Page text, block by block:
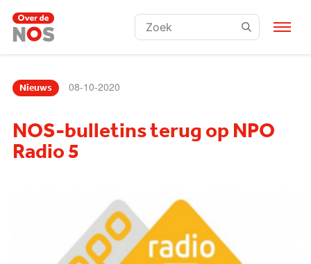
Zoeken:
Nieuws 08-10-2020
NOS-bulletins terug op NPO
Radio 5